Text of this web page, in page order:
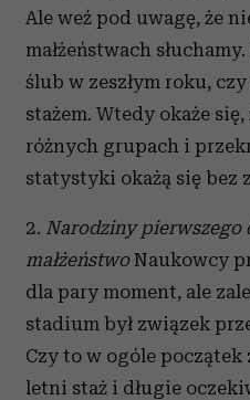
Ale weź pod uwagę, że
małżeństwach
ślub w zeszłym roku,
stażem. Wtedy okaże
różnych grupach i
statystyki okażą się bez
2. Narodziny pierwszego
małżeństwoNaukowcy
dla pary moment, ale
stadium był związek
Czy to w ogóle początek
letni staż i długie